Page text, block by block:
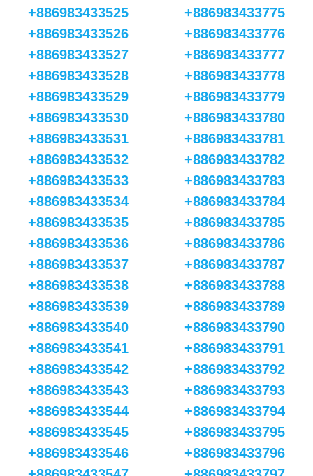
+886983433525
+886983433526
+886983433527
+886983433528
+886983433529
+886983433530
+886983433531
+886983433532
+886983433533
+886983433534
+886983433535
+886983433536
+886983433537
+886983433538
+886983433539
+886983433540
+886983433541
+886983433542
+886983433543
+886983433544
+886983433545
+886983433546
+886983433775
+886983433776
+886983433777
+886983433778
+886983433779
+886983433780
+886983433781
+886983433782
+886983433783
+886983433784
+886983433785
+886983433786
+886983433787
+886983433788
+886983433789
+886983433790
+886983433791
+886983433792
+886983433793
+886983433794
+886983433795
+886983433796